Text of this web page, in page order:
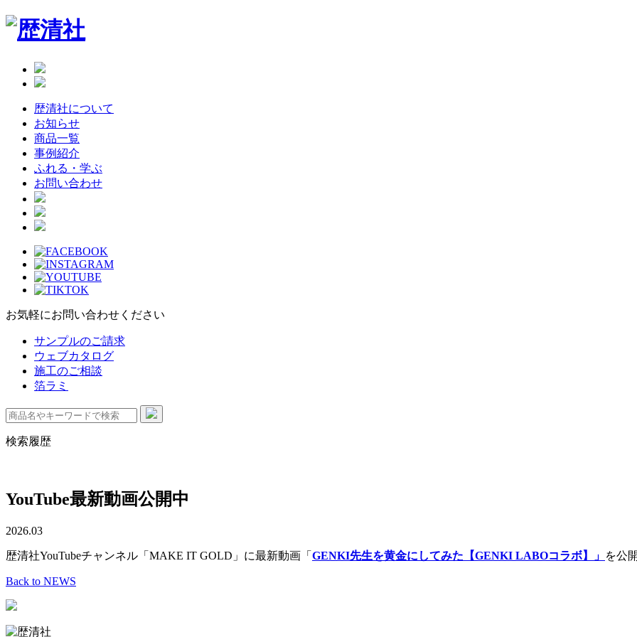
Skip
content
歴清社について
お知らせ
商品一覧
事例紹介
ふれる・学ぶ
お問い合わせ
お気軽にお問い合わせください
サンプルのご請求
ウェブカタログ
施工のご相談
箔ラミ
検索履歴
YouTube最新動画公開中
2026.03
歴清社YouTubeチャンネル「MAKE IT GOLD」に最新動画「 GENKI先生を黄金にしてみた【GENKI LABOコラボ】」 を公
Back to NEWS